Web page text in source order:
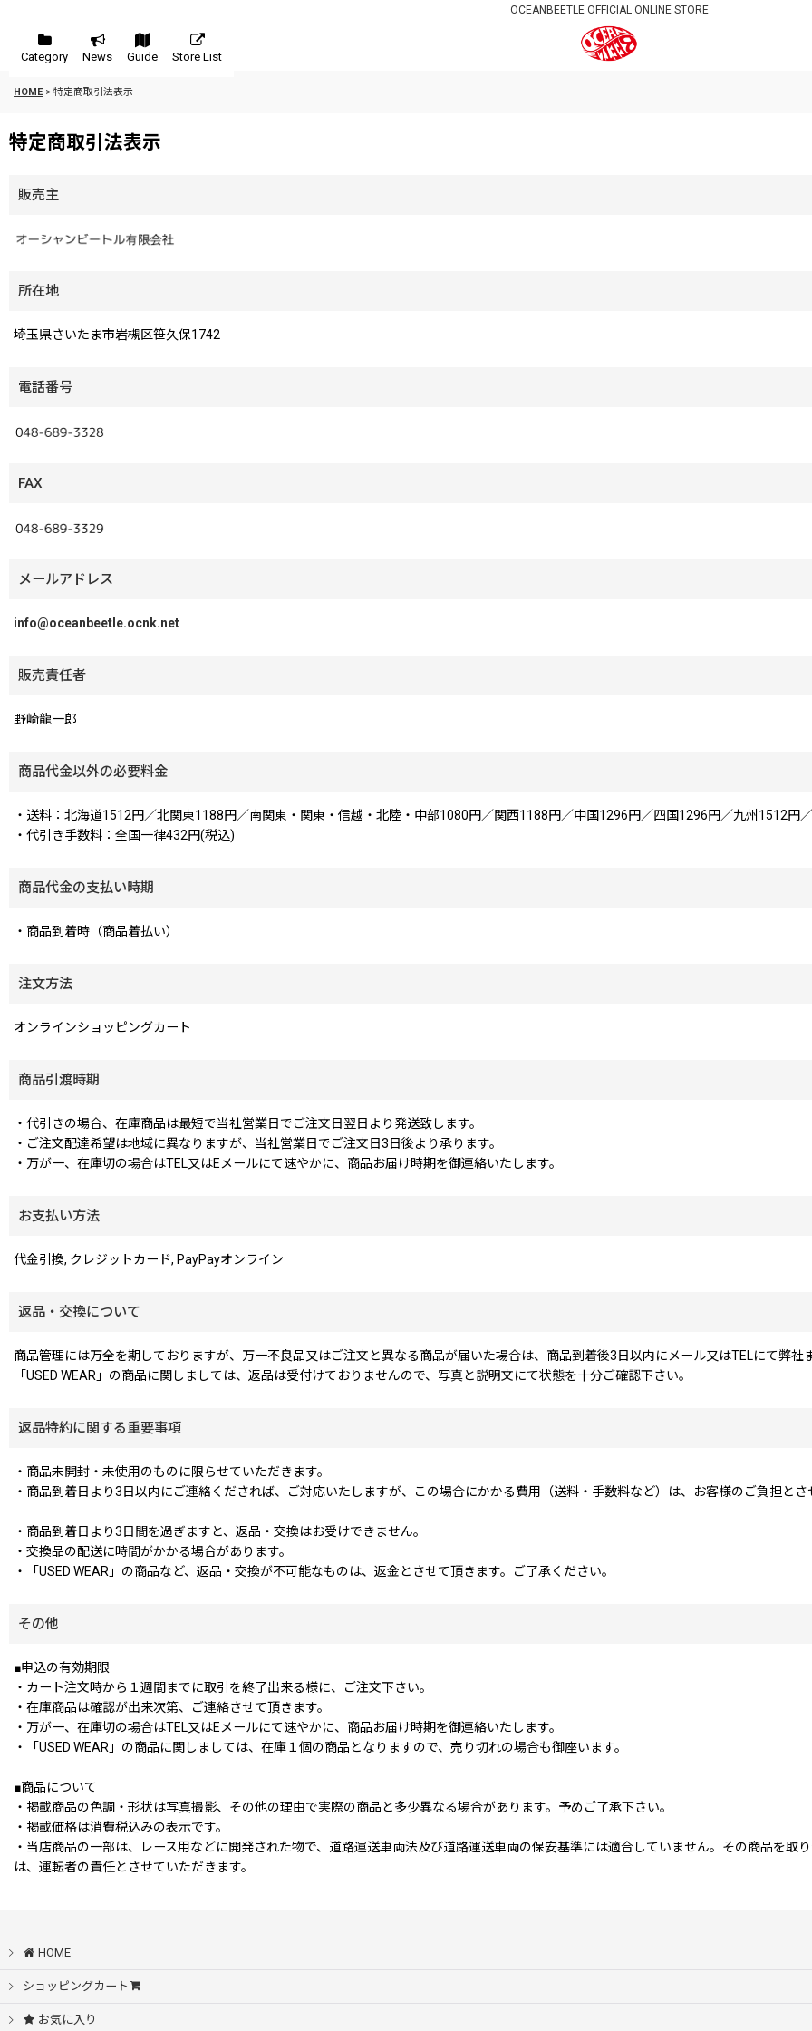
OCEANBEETLE OFFICIAL ONLINE STORE
Category News Guide Store List
HOME > 特定商取引法表示
特定商取引法表示
販売主
所在地
埼玉県さいたま市岩槻区笹久保1742
電話番号
FAX
メールアドレス
info@oceanbeetle.ocnk.net
販売責任者
野崎龍一郎
商品代金以外の必要料金
・送料：北海道1512円／北関東1188円／南関東・関東・信越・北陸・中部1080円／関西1188円／中国1296円／四国1296円／九州1512円
・代引き手数料：全国一律432円(税込)
商品代金の支払い時期
・商品到着時（商品着払い）
注文方法
オンラインショッピングカート
商品引渡時期
・代引きの場合、在庫商品は最短で当社営業日でご注文日翌日より発送致します。
・ご注文配達希望は地域に異なりますが、当社営業日でご注文日3日後より承ります。
・万が一、在庫切の場合はTEL又はEメールにて速やかに、商品お届け時期を御連絡いたします。
お支払い方法
代金引換, クレジットカード, PayPayオンライン
返品・交換について
商品管理には万全を期しておりますが、万一不良品又はご注文と異なる商品が届いた場合は、商品到着後3日以内にメール又はTELにて弊社
「USED WEAR」の商品に関しましては、返品は受付けておりませんので、写真と説明文にて状態を十分ご確認下さい。
返品特約に関する重要事項
・商品未開封・未使用のものに限らせていただきます。
・商品到着日より3日以内にご連絡くだされば、ご対応いたしますが、この場合にかかる費用（送料・手数料など）は、お客様のご負担とさ
・商品到着日より3日間を過ぎますと、返品・交換はお受けできません。
・交換品の配送に時間がかかる場合があります。
・「USED WEAR」の商品など、返品・交換が不可能なものは、返金とさせて頂きます。ご了承ください。
その他
■申込の有効期限
・カート注文時から１週間までに取引を終了出来る様に、ご注文下さい。
・在庫商品は確認が出来次第、ご連絡させて頂きます。
・万が一、在庫切の場合はTEL又はEメールにて速やかに、商品お届け時期を御連絡いたします。
・「USED WEAR」の商品に関しましては、在庫１個の商品となりますので、売り切れの場合も御座います。
■商品について
・掲載商品の色調・形状は写真撮影、その他の理由で実際の商品と多少異なる場合があります。予めご了承下さい。
・掲載価格は消費税込みの表示です。
・当店商品の一部は、レース用などに開発された物で、道路運送車両法及び道路運送車両の保安基準には適合していません。その商品を取
は、運転者の責任とさせていただきます。
HOME
ショッピングカート
お気に入り